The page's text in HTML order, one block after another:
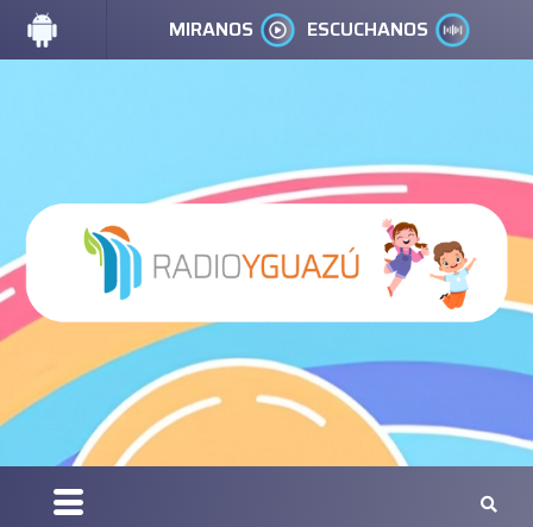
MIRANOS ESCUCHANOS